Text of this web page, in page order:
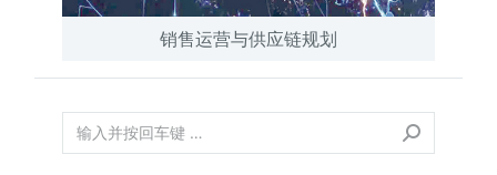
销售运营与供应链规划